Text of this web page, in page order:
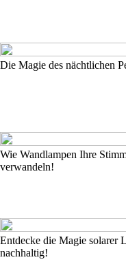
Die Magie des nächtlichen
Wie Wandlampen Ihre
verwandeln!
Entdecke die Magie solarer
nachhaltig!